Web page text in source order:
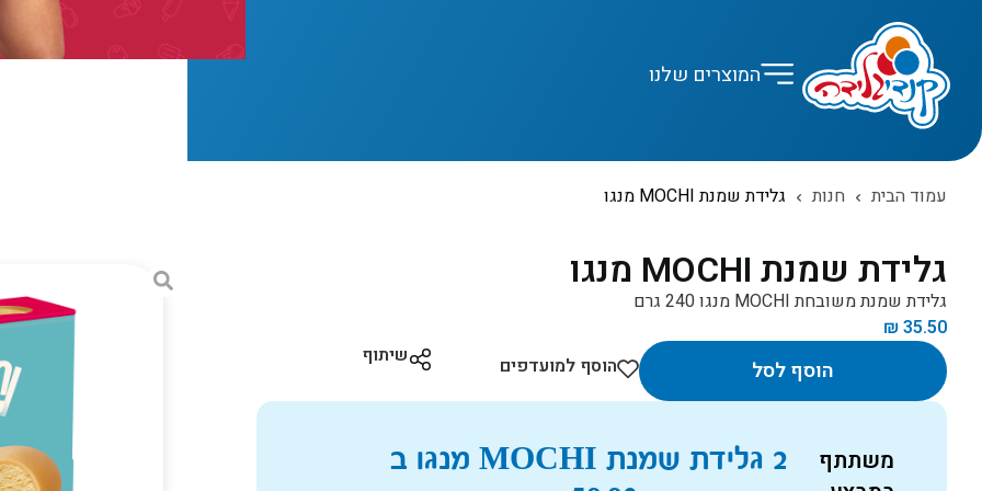
המוצרים שלנו
עמוד הבית חנות גלידת שמנת MOCHI מנגו
גלידת שמנת MOCHI מנגו
גלידת שמנת משובחת MOCHI מנגו 240 גרם
₪35.50
הוסף לסל הוסף למועדפים שיתוף
משתתף
2 גלידת שמנת MOCHI מנגו ב